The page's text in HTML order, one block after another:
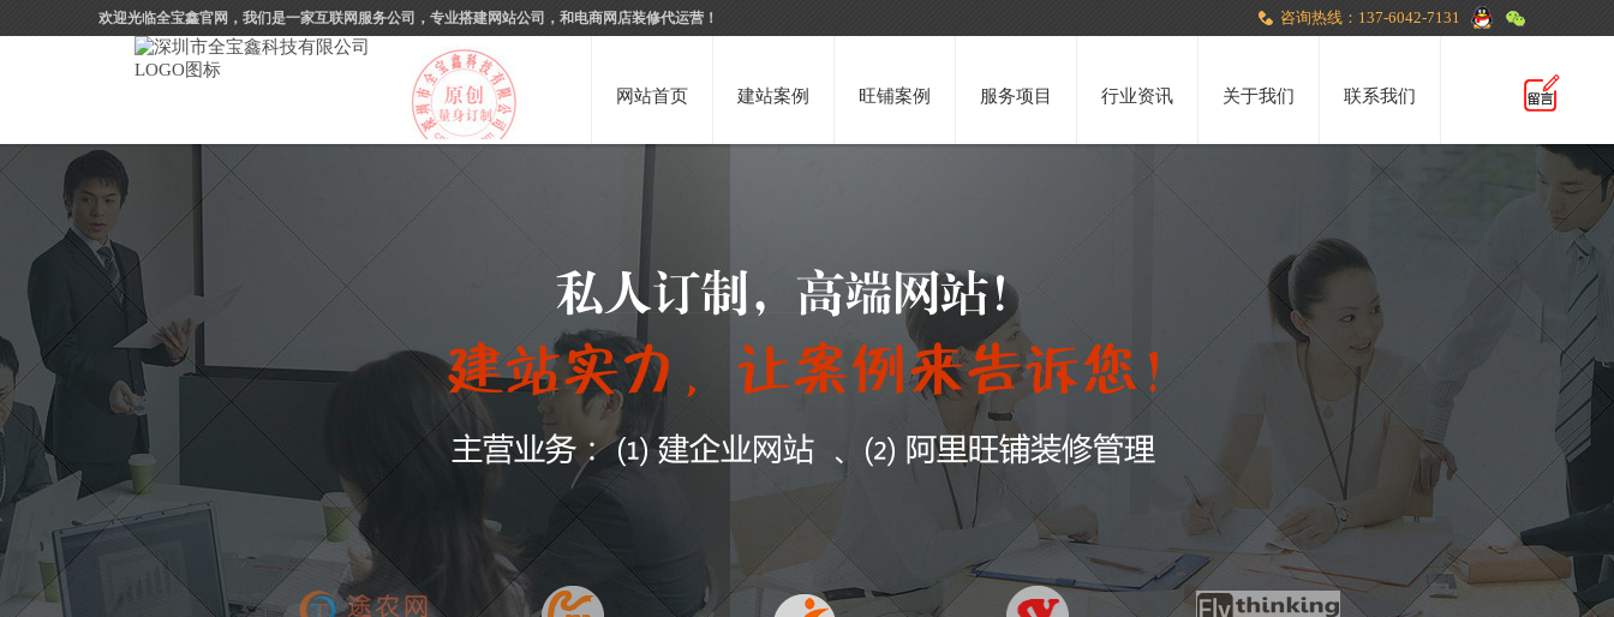
欢迎光临全宝鑫官网，我们是一家互联网服务公司，专业搭建网站公司，和电商网店装修代运营！ 咨询热线：137-6042-7131
网站首页 建站案例 旺铺案例 服务项目 行业资讯 关于我们 联系我们